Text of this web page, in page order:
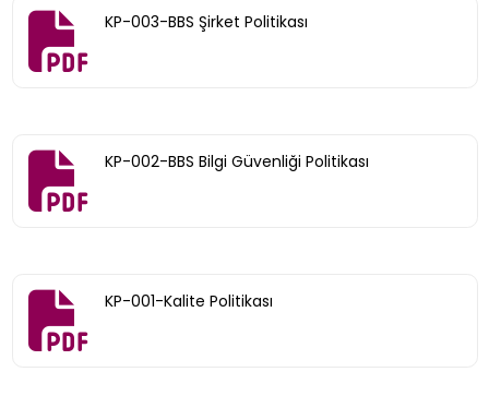
KP-003-BBS Şirket Politikası
KP-002-BBS Bilgi Güvenliği Politikası
KP-001-Kalite Politikası